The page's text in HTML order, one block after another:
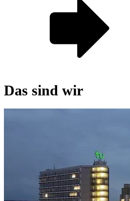
Das sind wir